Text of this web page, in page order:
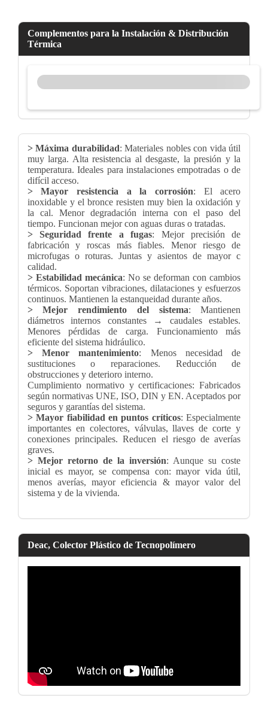
Complementos para la Instalación & Distribución
Térmica
> Máxima durabilidad: Materiales nobles con vida útil
muy larga. Alta resistencia al desgaste, la presión y la
temperatura. Ideales para instalaciones empotradas o de
difícil acceso.
> Mayor resistencia a la corrosión: El acero
inoxidable y el bronce resisten muy bien la oxidación y
la cal. Menor degradación interna con el paso del
tiempo. Funcionan mejor con aguas duras o tratadas.
> Seguridad frente a fugas: Mejor precisión de
fabricación y roscas más fiables. Menor riesgo de
microfugas o roturas. Juntas y asientos de mayor c
calidad.
> Estabilidad mecánica: No se deforman con cambios
térmicos. Soportan vibraciones, dilataciones y esfuerzos
continuos. Mantienen la estanqueidad durante años.
> Mejor rendimiento del sistema: Mantienen
diámetros internos constantes → caudales estables.
Menores pérdidas de carga. Funcionamiento más
eficiente del sistema hidráulico.
> Menor mantenimiento: Menos necesidad de
sustituciones o reparaciones. Reducción de
obstrucciones y deterioro interno.
Cumplimiento normativo y certificaciones: Fabricados
según normativas UNE, ISO, DIN y EN. Aceptados por
seguros y garantías del sistema.
> Mayor fiabilidad en puntos críticos: Especialmente
importantes en colectores, válvulas, llaves de corte y
conexiones principales. Reducen el riesgo de averías
graves.
> Mejor retorno de la inversión: Aunque su coste
inicial es mayor, se compensa con: mayor vida útil,
menos averías, mayor eficiencia & mayor valor del
sistema y de la vivienda.
Deac, Colector Plástico de Tecnopolímero